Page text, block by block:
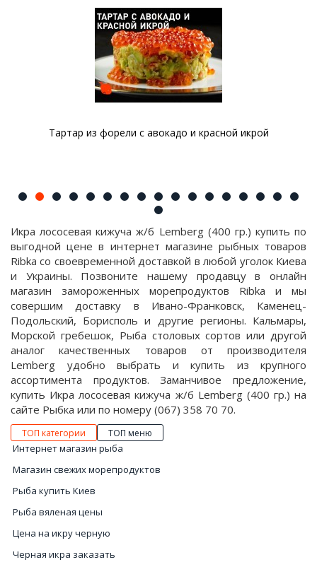
Тартар из форели с авокадо и красной икрой
Икра лососевая кижуча ж/б Lemberg (400 гр.) купить по
выгодной цене в интернет магазине рыбных товаров
Ribka со своевременной доставкой в любой уголок Киева
и Украины. Позвоните нашему продавцу в онлайн
магазин замороженных морепродуктов Ribka и мы
совершим доставку в Ивано-Франковск, Каменец-
Подольский, Борисполь и другие регионы. Кальмары,
Морской гребешок, Рыба столовых сортов или другой
аналог качественных товаров от производителя
Lemberg удобно выбрать и купить из крупного
ассортимента продуктов. Заманчивое предложение,
купить Икра лососевая кижуча ж/б Lemberg (400 гр.) на
сайте Рыбка или по номеру (067) 358 70 70.
ТОП категории ТОП меню
Интернет магазин рыба
Магазин свежих морепродуктов
Рыба купить Киев
Рыба вяленая цены
Цена на икру черную
Черная икра заказать